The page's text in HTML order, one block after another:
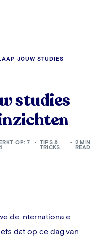
JOUW STUDIES
studies
OP: 7
TIPS &
TRICKS
2 MIN
READ
de internationale
dat op de dag van